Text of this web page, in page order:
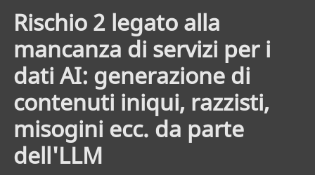
Rischio 2 legato alla
mancanza di servizi per i
dati AI: generazione di
contenuti iniqui, razzisti,
misogini ecc. da parte
dell'LLM